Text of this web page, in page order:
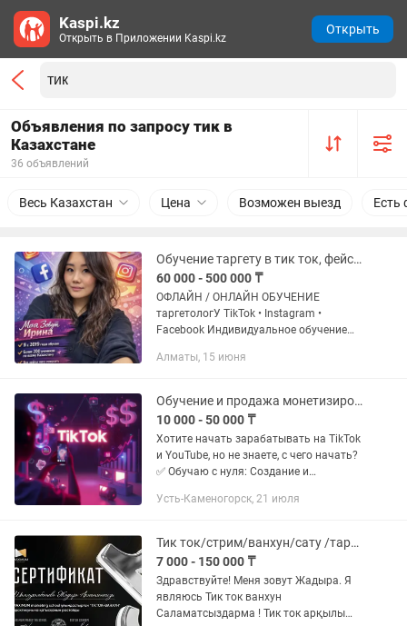
Объявления по запросу тик в
Казахстане
36 объявлений
Весь Казахстан Цена Возможен выезд Есть
Обучение таргету в тик ток, фейсбук, инстаграм
60 000 - 500 000 ₸
ОФЛАЙН / ОНЛАЙН ОБУЧЕНИЕ
таргетологУ TikTok • Instagram •
Facebook Индивидуальное обучение
хочет привлекать клиентов, а не
Алматы, 15 июня
Обучение и продажа монетизированных аккаунтов в тиктоке и ютубе
10 000 - 50 000 ₸
Хотите начать зарабатывать на TikTok
и YouTube, но не знаете, с чего начать?
✅ Обучаю с нуля: Создание и
прибыльных ниш Монтаж и
набор...
Усть-Каменогорск, 21 июля
Тик ток/стрим/ванхун/сату /таргет/автострим
7 000 - 150 000 ₸
Здравствуйте! Меня зовут Жадыра. Я
являюсь Тик ток ванхун
Саламатсыздарма ! Тик ток арқылы
Kaspi.kz
Открыть в Приложении Kaspi.kz
Открыть